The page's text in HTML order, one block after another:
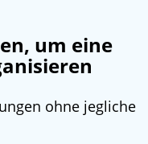
um eine
ohne jegliche